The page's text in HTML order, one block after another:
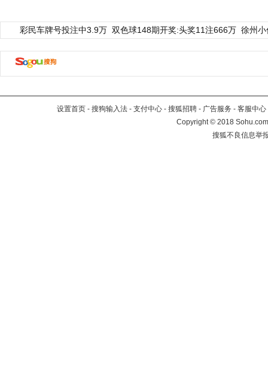
彩民车牌号投注中3.9万 双色球148期开奖:头奖11注666万 徐州
设置首页 - 搜狗输入法 - 支付中心 - 搜狐招聘 - 广告服务 - 客服中心
Copyright©2018
搜狐不良信息举